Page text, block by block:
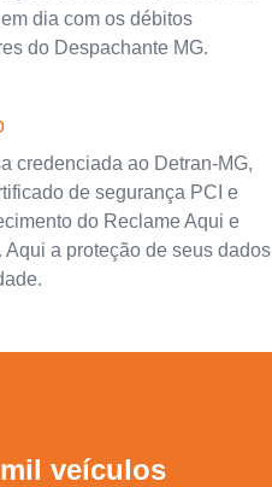
dia com os débitos
do Despachante MG.
credenciada ao Detran-MG,
de segurança PCI e
do Reclame Aqui e
Aqui a proteção de seus dados
veículos